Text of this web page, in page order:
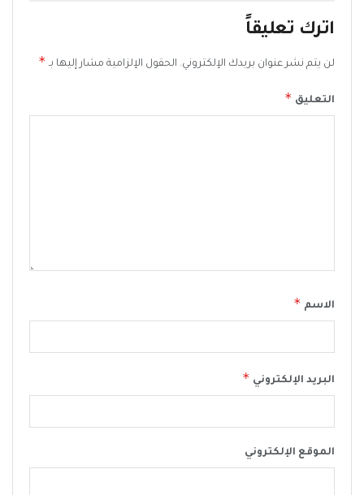
اترك تعليقاً
لن يتم نشر عنوان بريدك الإلكتروني. الحقول الإلزامية مشار إليها بـ *
التعليق *
الاسم *
البريد الإلكتروني *
الموقع الإلكتروني